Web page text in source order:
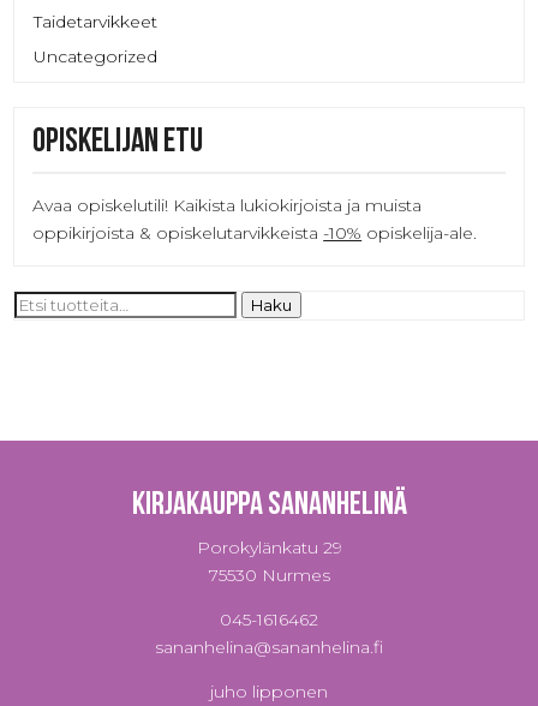
Taidetarvikkeet
Uncategorized
Opiskelijan etu
Avaa opiskelutili! Kaikista lukiokirjoista ja muista
oppikirjoista & opiskelutarvikkeista -10% opiskelija-ale.
Etsi: Haku
Kirjakauppa Sananhelinä
Porokylänkatu 29
75530 Nurmes
045-1616462
sananhelina@sananhelina.fi
juho lipponen